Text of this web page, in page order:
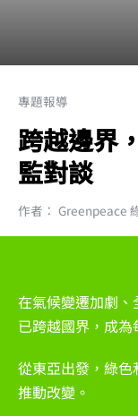
專題報導
跨越邊界
監對談
作者： Greenpeace
在氣候變遷加劇
已跨越國界，成為
從東亞出發，綠
推動改變。